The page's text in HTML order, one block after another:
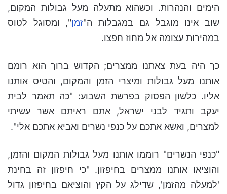
הימים והנהרות. וכשהוא מתעלה מעל גבולות המקום,
שוב אינו מוגבל גם במגבלות ה"זמן", ומסוגל לטוס
במהירות עצומה אל מחוז חפצו.
כך היה בעת צאתנו ממצרים; הקדוש ברוך הוא רומם
אותנו מעל גבולות ומיצרי הזמן והמקום, והטיס אותנו
אליו. כלשון הפסוק בפרשת השבוע: "כה תאמר לבית
יעקב ותגיד לבני ישראל, אתם ראיתם אשר עשיתי
למצרים, ואשא אתכם על כנפי נשרים ואביא אתכם אלי".
"כנפי הנשרים" רוממו אותנו מעל גבולות המקום והזמן,
והוציאו אותנו ממצרים בחיפזון. "כי חיפזון זה בחינת
'למעלה מהזמן', שדילג על הקץ והוציאם בחיפזון גדול